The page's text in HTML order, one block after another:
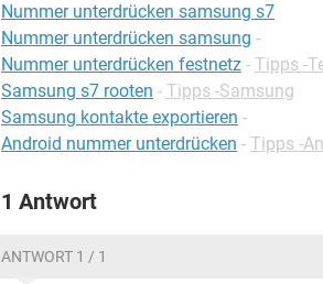
Nummer unterdrücken samsung s7
Nummer unterdrücken samsung -
Nummer unterdrücken festnetz - Tipps -
Samsung s7 rooten - Tipps -Samsung
Samsung kontakte exportieren -
Android nummer unterdrücken - Tipps -
1 Antwort
ANTWORT 1 / 1